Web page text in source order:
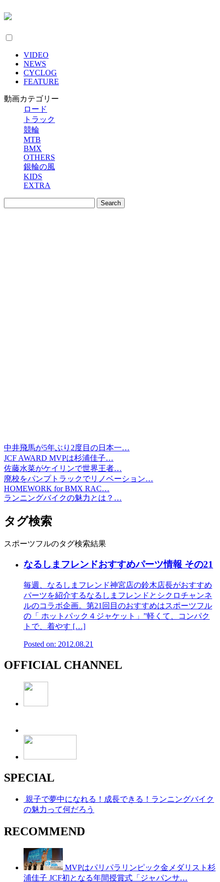
VIDEO
NEWS
CYCLOG
FEATURE
動画カテゴリー
ロード
トラック
競輪
MTB
BMX
OTHERS
銀輪の風
KIDS
EXTRA
中井飛馬が5年ぶり2度目の日本一…
JCF AWARD MVPは杉浦佳子…
佐藤水菜がケイリンで世界王者…
廃校をパンプトラックでリノベーション…
HOMEWORK for BMX RAC…
ランニングバイクの魅力とは？…
タグ検索
スポーツフルのタグ検索結果
なるしまフレンドおすすめパーツ情報 その21
毎週、なるしまフレンド神宮店の鈴木店長がおすすめ
パーツを紹介するなるしまフレンドとシクロチャンネ
ルのコラボ企画。第21回目のおすすめはスポーツフル
の「 ホットパック４ジャケット」”軽くて、コンパク
トで、着やす […]
Posted on: 2012.08.21
OFFICIAL CHANNEL
SPECIAL
親子で夢中になれる！成長できる！ランニングバイク
の魅力って何だろう
RECOMMEND
MVPはパリパラリンピック金メダリスト杉
浦佳子 JCF初となる年間授賞式「ジャパンサ…